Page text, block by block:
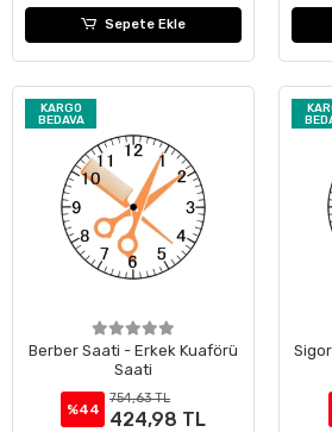
Sepete Ekle
KARGO
BEDAVA
Berber Saati - Erkek Kuaförü
Saati
%44
754,63 TL
424,98 TL